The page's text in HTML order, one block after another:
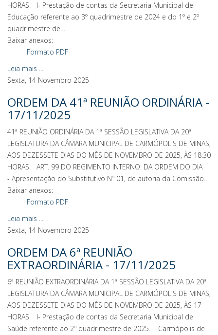
HORAS. I- Prestação de contas da Secretaria Municipal de
Educação referente ao 3º quadrimestre de 2024 e do 1º e 2º
quadrimestre de…
Baixar anexos:
Formato PDF
Leia mais ...
Sexta, 14 Novembro 2025
ORDEM DA 41ª REUNIÃO ORDINÁRIA -
17/11/2025
41ª REUNIÃO ORDINÁRIA DA 1ª SESSÃO LEGISLATIVA DA 20ª
LEGISLATURA DA CÂMARA MUNICIPAL DE CARMÓPOLIS DE MINAS,
AOS DEZESSETE DIAS DO MÊS DE NOVEMBRO DE 2025, ÀS 18:30
HORAS. ART. 99 DO REGIMENTO INTERNO: DA ORDEM DO DIA I
- Apresentação do Substitutivo Nº 01, de autoria da Comissão…
Baixar anexos:
Formato PDF
Leia mais ...
Sexta, 14 Novembro 2025
ORDEM DA 6ª REUNIÃO
EXTRAORDINÁRIA - 17/11/2025
6ª REUNIÃO EXTRAORDINÁRIA DA 1ª SESSÃO LEGISLATIVA DA 20ª
LEGISLATURA DA CÂMARA MUNICIPAL DE CARMÓPOLIS DE MINAS,
AOS DEZESSETE DIAS DO MÊS DE NOVEMBRO DE 2025, ÀS 17
HORAS. I- Prestação de contas da Secretaria Municipal de
Saúde referente ao 2º quadrimestre de 2025. Carmópolis de